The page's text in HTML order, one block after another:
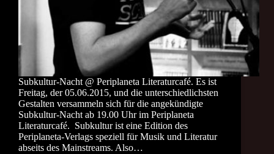
Subkultur-Nacht @ Periplaneta Literaturcafé. Es ist
Freitag, der 05.06.2015, und die unterschiedlichsten
Gestalten versammeln sich für die angekündigte
Subkultur-Nacht ab 19.00 Uhr im Periplaneta
Literaturcafé. Subkultur ist eine Edition des
Periplaneta-Verlags speziell für Musik und Literatur
abseits des Mainstreams. Also…